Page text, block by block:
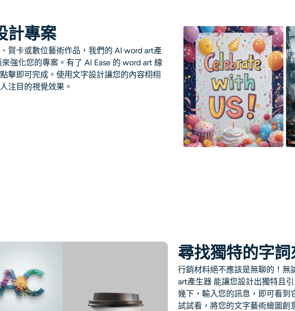
計專案
賀卡或數位藝術作品，我們的 AI word art產
強化您的專案。有了 AI Ease 的 word art 線
擊即可完成。使用文字設計讓您的內容栩栩
注目的視覺效果。
尋找獨特的字
行銷材料絕不應該是無聊的！無
art產生器 能讓您設計出獨特且
幾下，輸入您的訊息，即可看到
試試看，將您的文字藝術繪圖創